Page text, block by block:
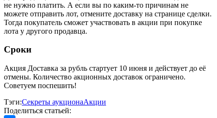
не нужно платить. А если вы по каким-то причинам не
можете отправить лот, отмените доставку на странице сделки.
Тогда покупатель сможет участвовать в акции при покупке
лота у другого продавца.
Сроки
Акция Доставка за рубль стартует 10 июня и действует до её
отмены. Количество акционных доставок ограничено.
Советуем поспешить!
Тэги:Секреты аукционаАкции
Поделиться статьей: